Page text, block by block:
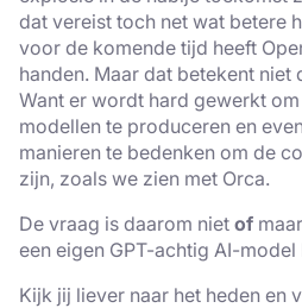
dat vereist toch net wat betere
voor de komende tijd heeft
handen. Maar dat betekent niet
Want er wordt hard gewerkt
modellen te produceren en
manieren te bedenken om de
zijn, zoals we zien met Orca.
De vraag is daarom niet of maar
een eigen GPT-achtig AI-model
Kijk jij liever naar het heden en